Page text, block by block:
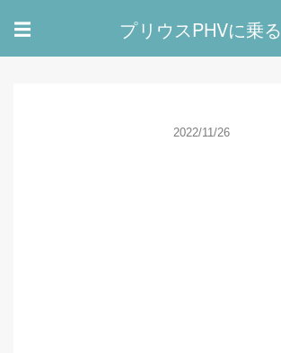
☰ プリウスPHVに乗る
2022/11/26